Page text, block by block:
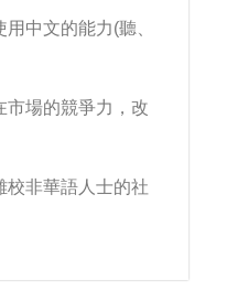
中文的能力(聽、
場的競爭力，改
非華語人士的社